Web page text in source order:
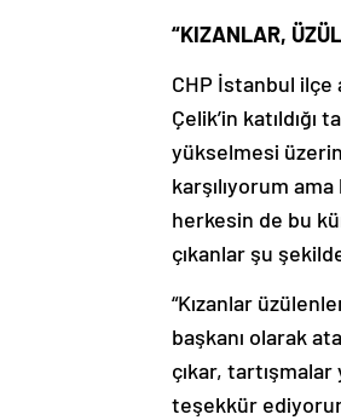
“KIZANLAR,
CHP İstanbul ilçe
Çelik’in
yükselmesi
karşılıyorum
herkesin de bu
çıkanlar şu
“Kızanlar
başkanı olarak
çıkar,
teşekkür